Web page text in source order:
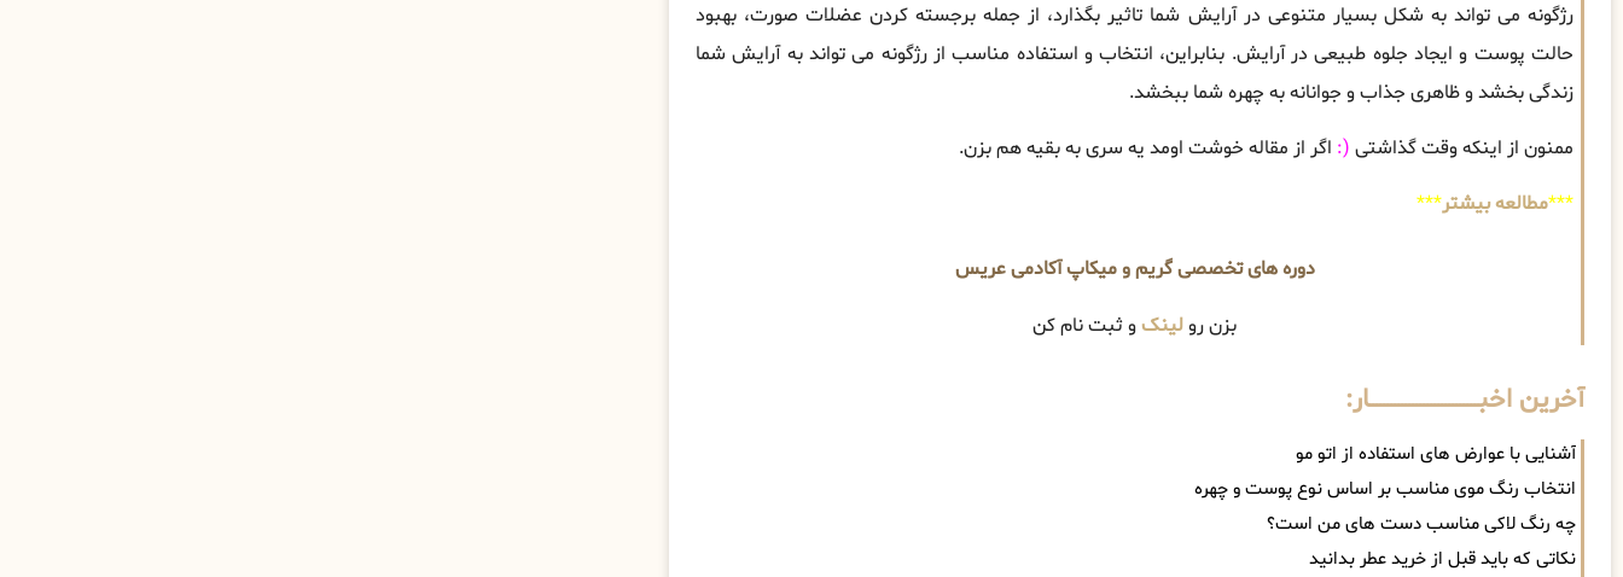
رژگونه می تواند به شکل بسیار متنوعی در آرایش شما تاثیر بگذارد، از جمله برجسته کردن عضلات صورت، بهبود
حالت پوست و ایجاد جلوه طبیعی در آرایش. بنابراین، انتخاب و استفاده مناسب از رژگونه می تواند به آرایش شما
زندگی بخشد و ظاهری جذاب و جوانانه به چهره شما ببخشد.
ممنون از اینکه وقت گذاشتی (: اگر از مقاله خوشت اومد یه سری به بقیه هم بزن.
***مطالعه بیشتر***
دوره های تخصصی گریم و میکاپ آکادمی عریس
بزن رولینکو ثبت نام کن
آخرین اخبــــــــــــــــــــــــــــــار:
آشنایی با عوارض های استفاده از اتو مو
انتخاب رنگ موی مناسب بر اساس نوع پوست و چهره
چه رنگ لاکی مناسب دست های من است؟
نکاتی که باید قبل از خرید عطر بدانید